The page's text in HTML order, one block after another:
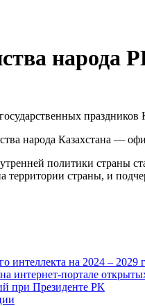
народа
народа Казахстана —
политики страны
территории страны, и
интеллекта на 2024 – 2029
интернет-портале
при Президенте РК